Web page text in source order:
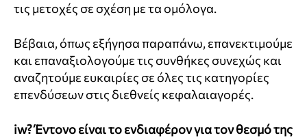
τις μετοχές σε σχέση με τα ομόλογα.
Βέβαια, όπως εξήγησα παραπάνω, επανεκτιμούμε
και επαναξιολογούμε τις συνθήκες συνεχώς και
αναζητούμε ευκαιρίες σε όλες τις κατηγορίες
επενδύσεων στις διεθνείς κεφαλαιαγορές.
iw?Έντονο είναι το ενδιαφέρον για τον θεσμό της